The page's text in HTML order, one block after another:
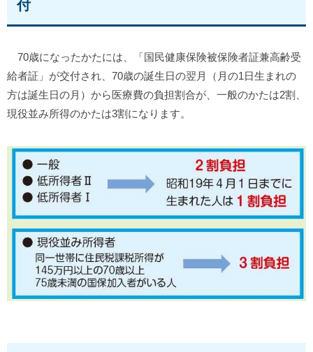
付
70歳になったかたには、「国民健康保険被保険者証兼高齢受
給者証」が交付され、70歳の誕生日の翌月（月の1日生まれの
方は誕生日の月）から医療費の負担割合が、一般のかたは2割、
現役並み所得のかたは3割になります。